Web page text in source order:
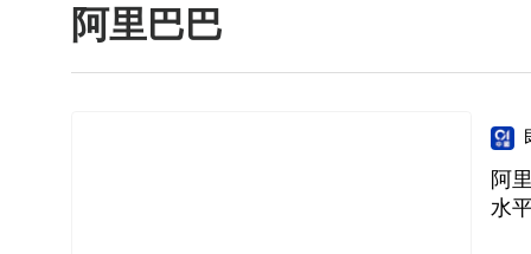
阿里巴巴
阿
水